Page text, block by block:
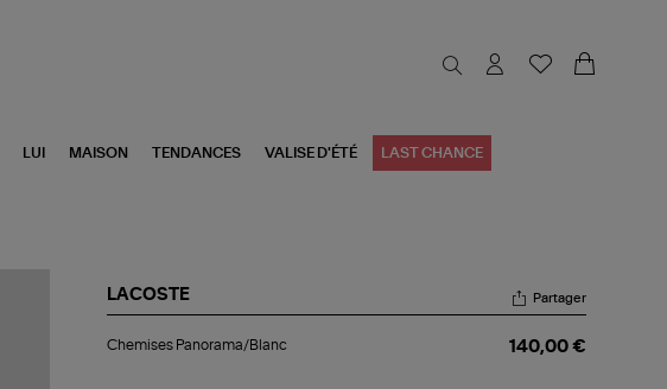
LUI MAISON TENDANCES VALISE D'ÉTÉ LAST CHANCE
LACOSTE
Panorama/Blanc
Partager
Chemises Panorama/Blanc 140,00 €